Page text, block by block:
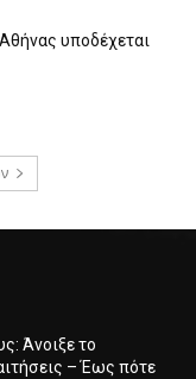
υποδέχεται
Άνοιξε το
– Έως πότε